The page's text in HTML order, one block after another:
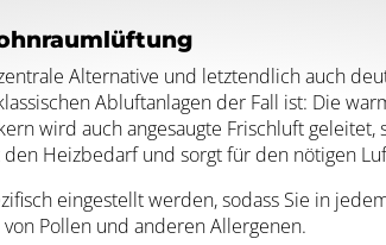
Alternative und letztendlich auch
Abluftanlagen der Fall ist: Die
wird auch angesaugte Frischluft
Heizbedarf und sorgt für den nötigen
eingestellt werden, sodass Sie in
Pollen und anderen Allergenen.